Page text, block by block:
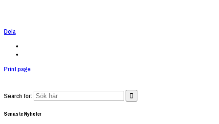
Dela
Print page
Search for:
Senaste Nyheter